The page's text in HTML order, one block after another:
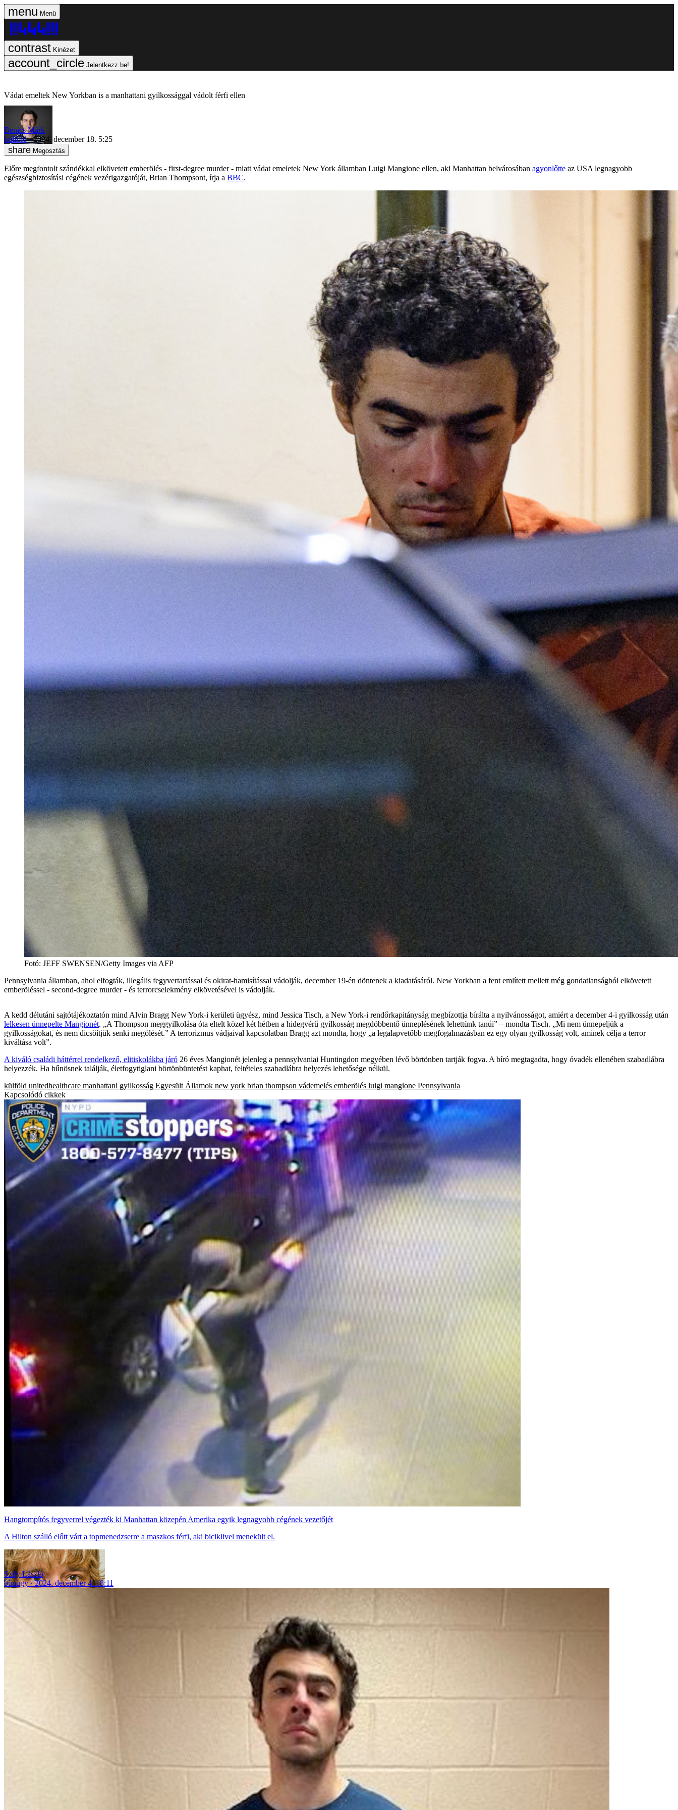
Menü
Kinézet
Jelentkezz be!
Vádat emeltek New Yorkban is a manhattani gyilkossággal vádolt férfi ellen
Benics Márk
külföld
2024. december 18. 5:25
Megosztás
Előre megfontolt szándékkal elkövetett emberölés - first-degree murder - miatt vádat emeletek New York államban Luigi Mangione ellen, aki Manhattan belvárosában agyonlőtte az USA legnagyobb
egészségbiztosítási cégének vezérigazgatóját, Brian Thompsont, írja a BBC.
Fotó: JEFF SWENSEN/Getty Images via AFP
Pennsylvania államban, ahol elfogták, illegális fegyvertartással és okirat-hamisítással vádolják, december 19-én döntenek a kiadatásáról. New Yorkban a fent említett mellett még gondatlanságból elkövetett
emberöléssel - second-degree murder - és terrorcselekmény elkövetésével is vádolják.
A kedd délutáni sajtótájékoztatón mind Alvin Bragg New York-i kerületi ügyész, mind Jessica Tisch, a New York-i rendőrkapitányság megbízottja bírálta a nyilvánosságot, amiért a december 4-i gyilkosság után
lelkesen ünnepelte Mangionét. „A Thompson meggyilkolása óta eltelt közel két hétben a hidegvérű gyilkosság megdöbbentő ünneplésének lehettünk tanúi” – mondta Tisch. „Mi nem ünnepeljük a
gyilkosságokat, és nem dicsőítjük senki megölését.” A terrorizmus vádjaival kapcsolatban Bragg azt mondta, hogy „a legalapvetőbb megfogalmazásban ez egy olyan gyilkosság volt, aminek célja a terror
kiváltása volt”.
A kiváló családi háttérrel rendelkező, elitiskolákba járó 26 éves Mangionét jelenleg a pennsylvaniai Huntingdon megyében lévő börtönben tartják fogva. A bíró megtagadta, hogy óvadék ellenében szabadlábra
helyezzék. Ha bűnösnek találják, életfogytiglani börtönbüntetést kaphat, feltételes szabadlábra helyezés lehetősége nélkül.
külföld unitedhealthcare manhattani gyilkosság Egyesült Államok new york brian thompson vádemelés emberölés luigi mangione Pennsylvania
Kapcsolódó cikkek
Hangtompítós fegyverrel végezték ki Manhattan közepén Amerika egyik legnagyobb cégének vezetőjét
A Hilton szálló előtt várt a topmenedzserre a maszkos férfi, aki biciklivel menekült el.
Szily László
bűnügy
2024. december 4. 18:11